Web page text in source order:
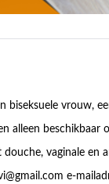
biseksuele vrouw,
alleen
douche, vaginale
e-